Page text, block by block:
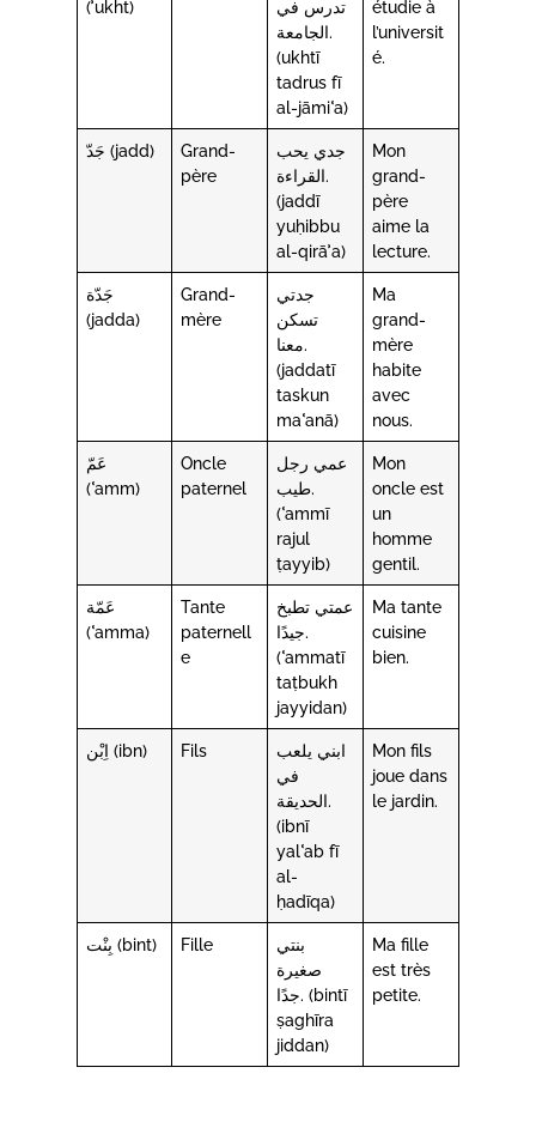
(ʾukht)
تدرس في
الجامعة.
(ukhtī
tadrus fī
al-jāmiʿa)
étudie à
l’universit
é.
جَدّ (jadd)
Grand-
père
جدي يحب
القراءة.
(jaddī
yuḥibbu
al-qirāʾa)
Mon
grand-
père
aime la
lecture.
جَدّة
(jadda)
Grand-
mère
جدتي
تسكن
معنا.
(jaddatī
taskun
maʿanā)
Ma
grand-
mère
habite
avec
nous.
عَمّ
(ʿamm)
Oncle
paternel
عمي رجل
طيب.
(ʿammī
rajul
ṭayyib)
Mon
oncle est
un
homme
gentil.
عَمّة
(ʿamma)
Tante
paternell
e
عمتي تطبخ
جيدًا.
(ʿammatī
taṭbukh
jayyidan)
Ma tante
cuisine
bien.
اِبْن (ibn) Fils
ابني يلعب
في
الحديقة.
(ibnī
yalʿab fī
al-
ḥadīqa)
Mon fils
joue dans
le jardin.
بِنْت (bint) Fille
بنتي
صغيرة
جدًا. (bintī
ṣaghīra
jiddan)
Ma fille
est très
petite.